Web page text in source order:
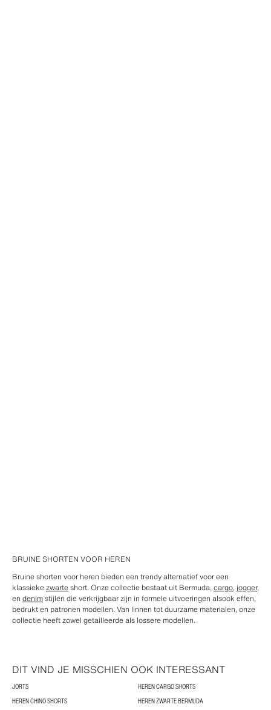
BRUINE SHORTEN VOOR HEREN
Bruine shorten voor heren bieden een trendy alternatief voor een
klassiekezwarteshort. Onze collectie bestaat uit Bermuda,cargo, jogger,
en denimstijlen die verkrijgbaar zijn in formele uitvoeringen alsook effen,
bedrukt en patronen modellen. Van linnen tot duurzame materialen, onze
collectie heeft zowel getailleerde als lossere modellen.
DIT VIND JE MISSCHIEN OOK INTERESSANT
JORTS
HEREN CARGO SHORTS
HEREN CHINO SHORTS
HEREN ZWARTE BERMUDA